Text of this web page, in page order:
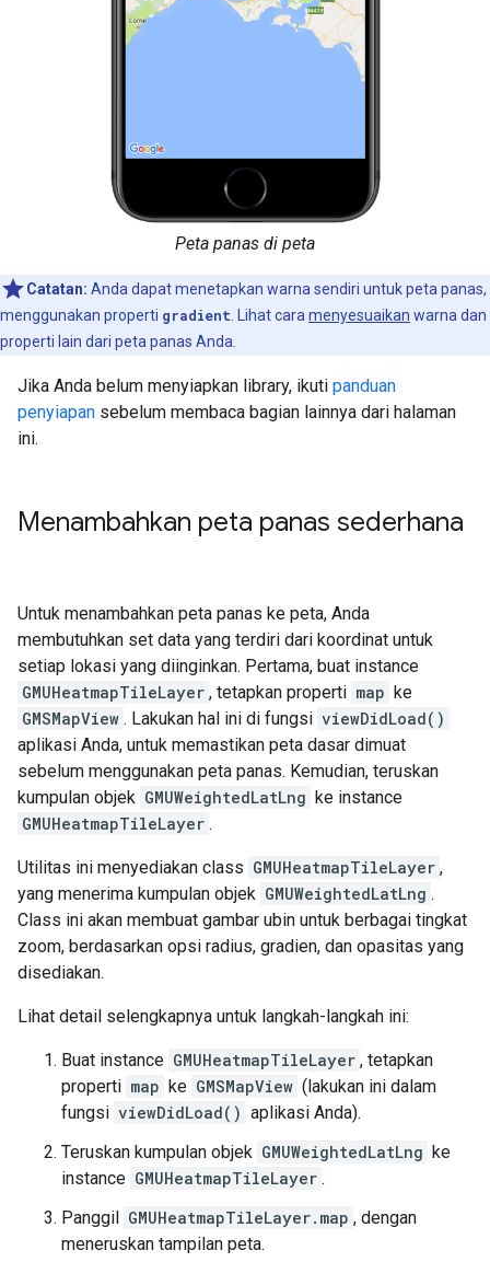
Peta panas di peta
Catatan: Anda dapat menetapkan warna sendiri untuk peta panas,
menggunakan properti gradient . Lihat cara menyesuaikan warna dan
properti lain dari peta panas Anda.
Jika Anda belum menyiapkan library, ikuti panduan
penyiapan sebelum membaca bagian lainnya dari halaman
ini.
Menambahkan peta panas sederhana
Untuk menambahkan peta panas ke peta, Anda
membutuhkan set data yang terdiri dari koordinat untuk
setiap lokasi yang diinginkan. Pertama, buat instance
GMUHeatmapTileLayer , tetapkan properti map ke
GMSMapView . Lakukan hal ini di fungsi viewDidLoad()
aplikasi Anda, untuk memastikan peta dasar dimuat
sebelum menggunakan peta panas. Kemudian, teruskan
kumpulan objek GMUWeightedLatLng ke instance
GMUHeatmapTileLayer .
Utilitas ini menyediakan class GMUHeatmapTileLayer ,
yang menerima kumpulan objek GMUWeightedLatLng .
Class ini akan membuat gambar ubin untuk berbagai tingkat
zoom, berdasarkan opsi radius, gradien, dan opasitas yang
disediakan.
Lihat detail selengkapnya untuk langkah-langkah ini:
Buat instance GMUHeatmapTileLayer , tetapkan
properti map ke GMSMapView (lakukan ini dalam
fungsi viewDidLoad() aplikasi Anda).
Teruskan kumpulan objek GMUWeightedLatLng ke
instance GMUHeatmapTileLayer .
Panggil GMUHeatmapTileLayer.map , dengan
meneruskan tampilan peta.